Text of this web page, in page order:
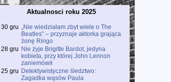
Aktualnosci roku 2025
30 gru „Nie wiedziałam zbyt wiele o The
Beatles” – przyznaje aktorka grająca
żonę Ringo
28 gru Nie żyje Brigitte Bardot, jedyna
kobieta, przy której John Lennon
zaniemówił
25 gru Detektywistyczne śledztwo:
Zagadka wąsów Paula